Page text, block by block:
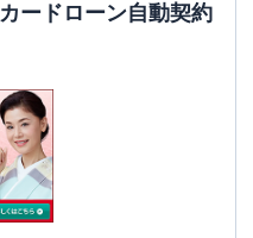
ードローン自動契約